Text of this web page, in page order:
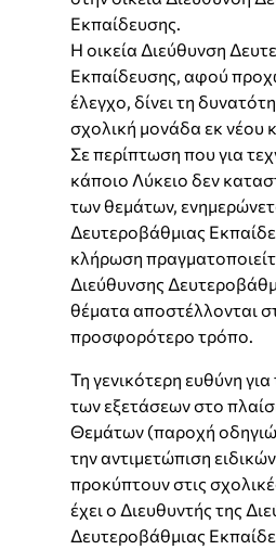
Εκπαίδευσης.
Η οικεία Διεύθυνση
Εκπαίδευσης, αφού
έλεγχο, δίνει τη
σχολική μονάδα εκ νέου
Σε περίπτωση που για
κάποιο Λύκειο δεν
των θεμάτων,
Δευτεροβάθμιας
κλήρωση
Διεύθυνσης
θέματα αποστέλλονται
προσφορότερο τρόπο.
Τη γενικότερη ευθύνη
των εξετάσεων στο
Θεμάτων (παροχή
την αντιμετώπιση
προκύπτουν στις
έχει ο Διευθυντής της
Δευτεροβάθμιας